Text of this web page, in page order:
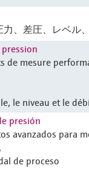
力、差圧、レベル
de mesure
le niveau et le
presión
avanzados para
de proceso